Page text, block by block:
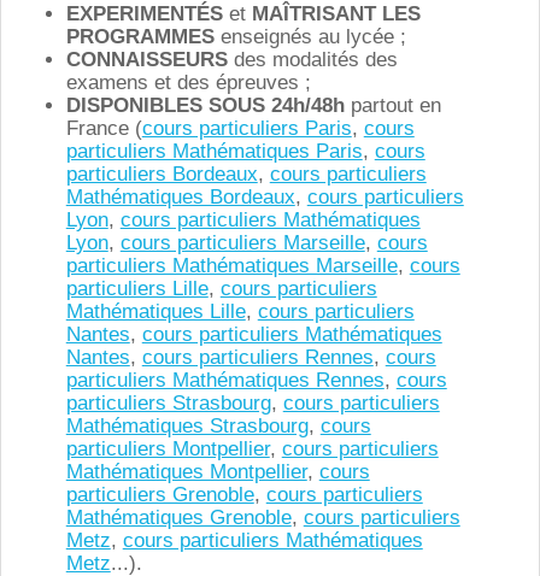
EXPERIMENTÉSet MAÎTRISANT LES
PROGRAMMESenseignés au lycée ;
CONNAISSEURSdes modalités des
examens et des épreuves ;
DISPONIBLES SOUS 24h/48hpartout en
France (cours particuliers Paris, cours
particuliers Mathématiques Paris, cours
particuliers Bordeaux, cours particuliers
Mathématiques Bordeaux, cours particuliers
Lyon, cours particuliers Mathématiques
Lyon, cours particuliers Marseille, cours
particuliers Mathématiques Marseille, cours
particuliers Lille, cours particuliers
Mathématiques Lille, cours particuliers
Nantes, cours particuliers Mathématiques
Nantes, cours particuliers Rennes, cours
particuliers Mathématiques Rennes, cours
particuliers Strasbourg, cours particuliers
Mathématiques Strasbourg, cours
particuliers Montpellier, cours particuliers
Mathématiques Montpellier, cours
particuliers Grenoble, cours particuliers
Mathématiques Grenoble, cours particuliers
Metz, cours particuliers Mathématiques
Metz...).